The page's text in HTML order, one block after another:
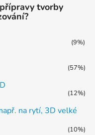
tvorby
(9%)
(57%)
(12%)
na rytí, 3D velké
(10%)